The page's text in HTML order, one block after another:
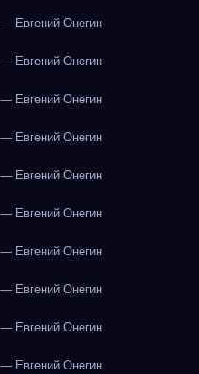
Евгений Онегин
Евгений Онегин
Евгений Онегин
Евгений Онегин
Евгений Онегин
Евгений Онегин
Евгений Онегин
Евгений Онегин
Евгений Онегин
Евгений Онегин